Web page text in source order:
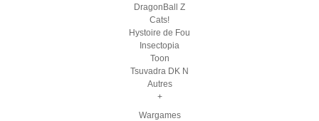
DragonBall Z
Cats!
Hystoire de Fou
Insectopia
Toon
Tsuvadra DK N
Autres
+
Wargames